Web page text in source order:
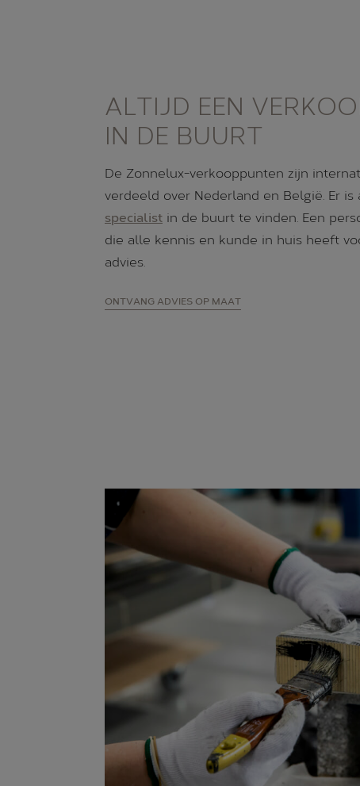
ALTIJD EEN
IN DE BUURT
De Zonnelux-verkooppunten zijn
verdeeld over Nederland en België. Er is
specialist in de buurt te vinden. Een
die alle kennis en kunde in huis heeft
advies.
ONTVANG ADVIES OP MAAT